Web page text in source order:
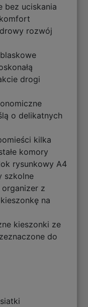
bez uciskania
rozwój
drogi
o delikatnych
kilka
komory
rysunkowy A4
szkolne
z
na
kieszonki ze
do